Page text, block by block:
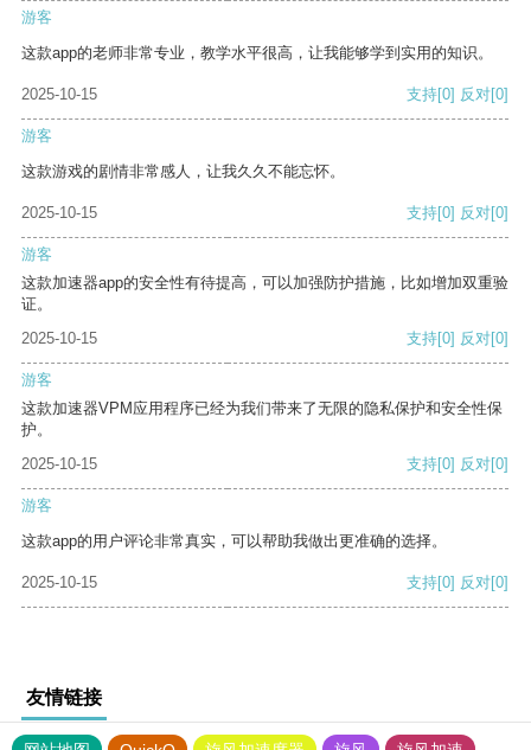
游客
这款app的老师非常专业，教学水平很高，让我能够学到实用的知识。
2025-10-15 支持[0] 反对[0]
游客
这款游戏的剧情非常感人，让我久久不能忘怀。
2025-10-15 支持[0] 反对[0]
游客
这款加速器app的安全性有待提高，可以加强防护措施，比如增加双重验
证。
2025-10-15
支持[0] 反对[0]
游客
这款加速器VPM应用程序已经为我们带来了无限的隐私保护和安全性保
护。
2025-10-15
支持[0] 反对[0]
游客
这款app的用户评论非常真实，可以帮助我做出更准确的选择。
2025-10-15 支持[0] 反对[0]
友情链接